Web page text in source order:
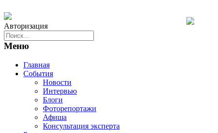
Авторизация
Меню
Главная
События
Новости
Интервью
Блоги
Фоторепортажи
Афиша
Консультация эксперта